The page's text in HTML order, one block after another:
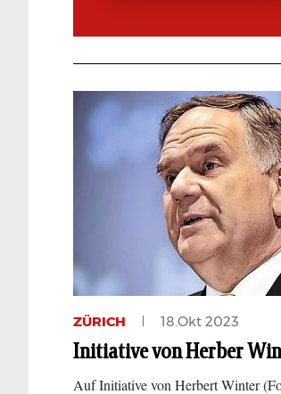
ZÜRICH 18.Okt 2023
Initiative von Herber
Auf Initiative von Herbert Winter